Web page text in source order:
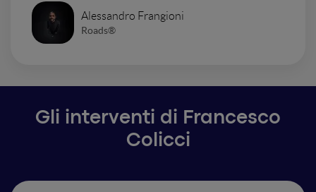
Alessandro Frangioni
Roads®
Gli interventi di Francesco
Colicci